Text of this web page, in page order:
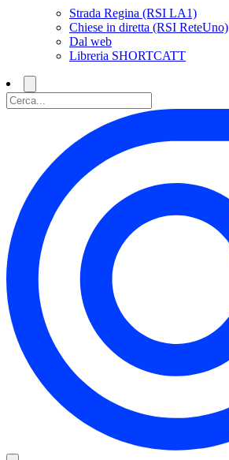
Strada Regina (RSI LA1)
Chiese in diretta (RSI ReteUno)
Dal web
Libreria SHORTCATT